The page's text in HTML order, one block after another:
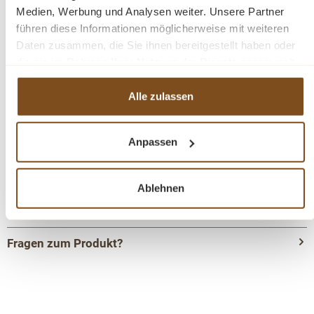
Medien, Werbung und Analysen weiter. Unsere Partner
führen diese Informationen möglicherweise mit weiteren
Daten zusammen, die Sie ihnen bereitgestellt haben oder
haben.
Alle zulassen
Anpassen
Ablehnen
Abmessungen: H/B/T-240 cm. Breite: 200 cm. Tiefe:
40 cm
Massivholz
verstellbaren Regalböden
Fragen zum Produkt?